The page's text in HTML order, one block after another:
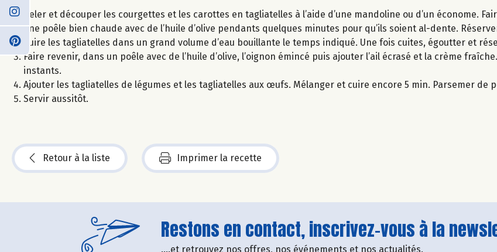
Peler et découper les courgettes et les carottes en tagliatelles à l’aide d’une mandoline ou d’un économe.
une poêle bien chaude avec de l’huile d’olive pendants quelques minutes pour qu’ils soient al-dente.
Cuire les tagliatelles dans un grand volume d’eau bouillante le temps indiqué. Une fois cuites, égoutter et
Faire revenir, dans un poêle avec de l’huile d’olive, l’oignon émincé puis ajouter l’ail écrasé et la crème
instants.
Ajouter les tagliatelles de légumes et les tagliatelles aux œufs. Mélanger et cuire encore 5 min. Parsemer de
Servir aussitôt.
Retour à la liste Imprimer la recette
Restons en contact, inscrivez-vous à la
....et retrouvez nos offres, nos événements et nos actualités.